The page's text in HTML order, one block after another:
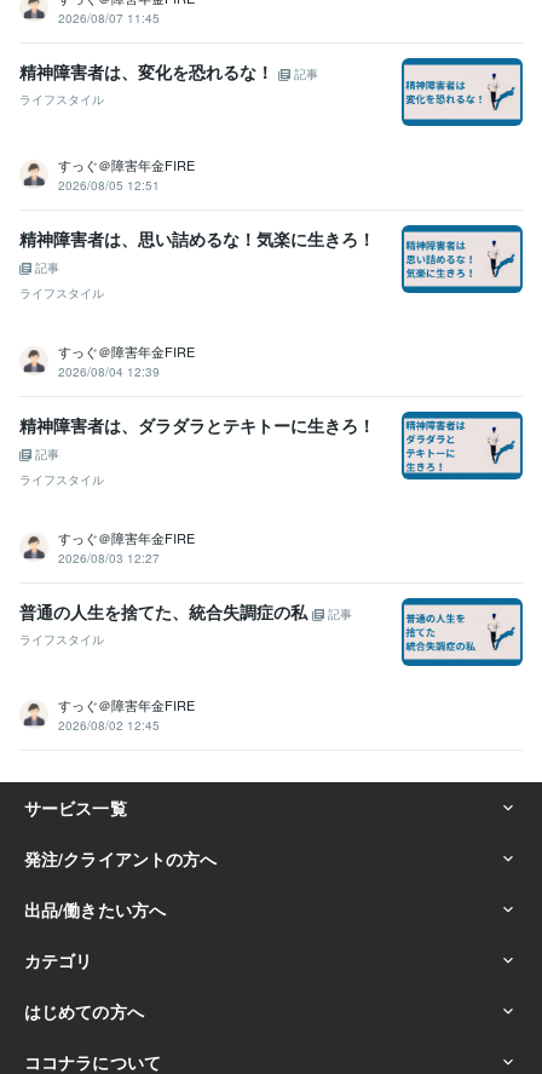
2026/08/07 11:45
精神障害者は、変化を恐れるな！
記事
ライフスタイル
すっぐ＠障害年金FIRE
2026/08/05 12:51
精神障害者は、思い詰めるな！気楽に生きろ！
記事
ライフスタイル
すっぐ＠障害年金FIRE
2026/08/04 12:39
精神障害者は、ダラダラとテキトーに生きろ！
記事
ライフスタイル
すっぐ＠障害年金FIRE
2026/08/03 12:27
普通の人生を捨てた、統合失調症の私
記事
ライフスタイル
すっぐ＠障害年金FIRE
2026/08/02 12:45